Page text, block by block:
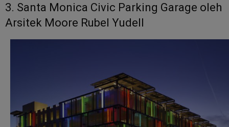
3. Santa Monica Civic Parking Garage oleh
Arsitek Moore Rubel Yudell